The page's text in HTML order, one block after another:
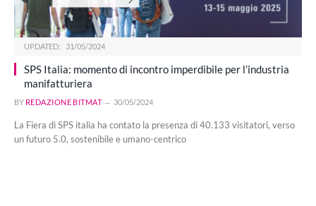
UPDATED: 31/05/2024
SPS Italia: momento di incontro imperdibile per l’industria
manifatturiera
BY REDAZIONE BITMAT 30/05/2024
La Fiera di SPS italia ha contato la presenza di 40.133 visitatori, verso
un futuro 5.0, sostenibile e umano-centrico